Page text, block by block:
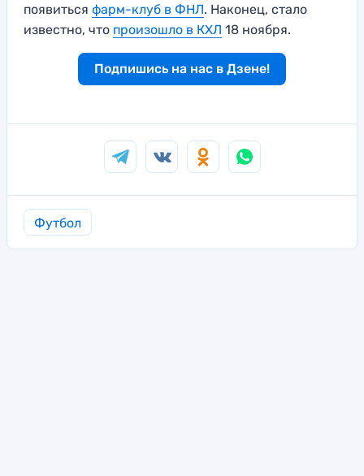
появиться фарм-клуб в ФНЛ. Наконец, стало
известно, что произошло в КХЛ 18 ноября.
Подпишись на нас в Дзене!
Футбол